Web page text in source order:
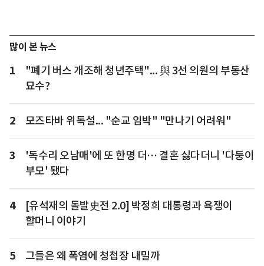
많이 본 뉴스
1
"폐기 버스 개조해 청년주택"... 與 3선 의원의 부동산
묘수?
2 모즈타바 위독설... "순교 임박" "만나기 어려워"
3
'독수리 오남매'에 또 한명 더… 결혼 싫다더니 '다둥이
부모' 됐다
4
[유석재의 돌발史전 2.0] 박정희 대통령과 욕쟁이
할머니 이야기
5 그들은 왜 폭염에 청첩장 내밀까